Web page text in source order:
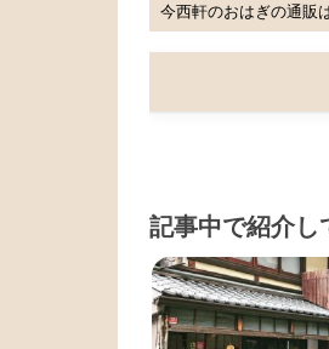
今西軒のおはぎの通販
記事中で紹介し